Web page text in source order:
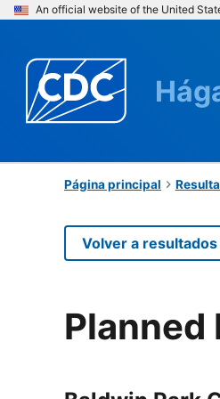
An official website of the United
Página principal
Volver a resultados
Planned